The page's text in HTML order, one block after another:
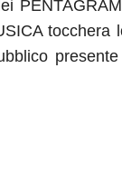
tocchera